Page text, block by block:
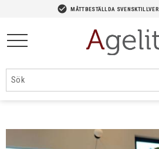
check_circle MÅTTBESTÄLLDA